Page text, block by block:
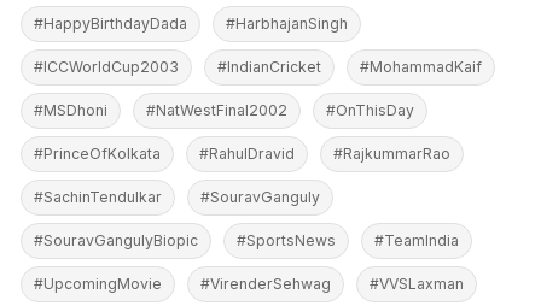
#HappyBirthdayDada #HarbhajanSingh
#ICCWorldCup2003 #IndianCricket #MohammadKaif
#MSDhoni #NatWestFinal2002 #OnThisDay
#PrinceOfKolkata #RahulDravid #RajkummarRao
#SachinTendulkar #SouravGanguly
#SouravGangulyBiopic #SportsNews #TeamIndia
#UpcomingMovie #VirenderSehwag #VVSLaxman